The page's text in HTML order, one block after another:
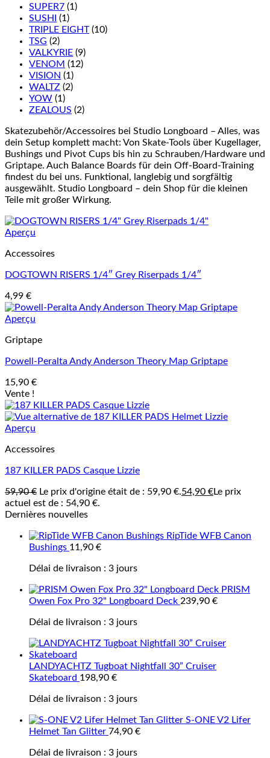
SUPER7 (1)
SUSHI
(1)
TRIPLE EIGHT (10)
TSG (2)
VALKYRIE (9)
VENOM (12)
VISION (1)
WALTZ (2)
YOW (1)
ZEALOUS (2)
Skatezubehör/Accessoires bei Studio Longboard – Alles, was
dein Setup komplett macht: Von Skate-Tools über Kugellager,
Bushings und Pivot Cups bis hin zu Schrauben/Hardware und
Griptape. Auch Balance Boards für dein Off-Board-Training
findest du bei uns. Funktional, langlebig und sorgfältig
ausgewählt. Studio Longboard – dein Shop für die kleinen
Teile mit großer Wirkung.
Aperçu
Accessoires
DOGTOWN RISERS 1/4″ Grey Riserpads 1/4″
4,99 €
Aperçu
Griptape
Powell-Peralta Andy Anderson Theory Map Griptape
15,90 €
Vente !
Aperçu
Accessoires
187 KILLER PADS Casque Lizzie
59,90€ Le prix d'origine était de : 59,90 €.54,90 €Le prix
actuel est de : 54,90 €.
Dernières nouvelles
RipTide WFB Canon
Bushings 11,90 €
Délai de livraison : 3 jours
PRISM
Owen Fox Pro 32" Longboard Deck 239,90 €
Délai de livraison : 3 jours
LANDYACHTZ Tugboat Nightfall 30” Cruiser
Skateboard 198,90 €
Délai de livraison : 3 jours
S-ONE V2 Lifer
Helmet Tan Glitter 74,90 €
Délai de livraison : 3 jours